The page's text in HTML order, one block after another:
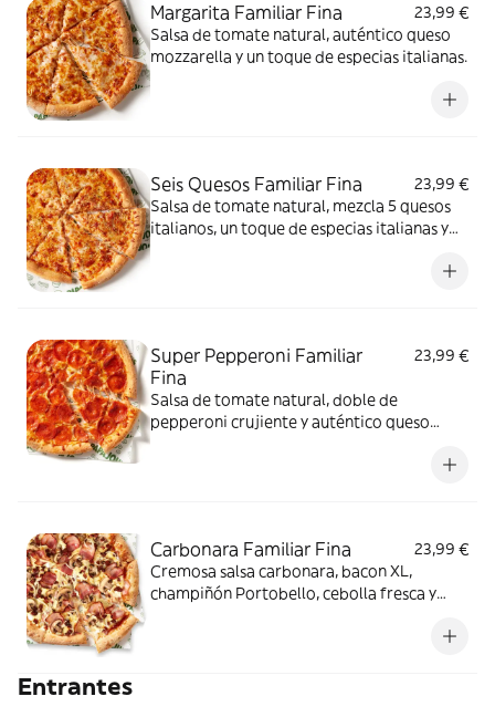
Margarita Familiar Fina
23,99 €
Salsa de tomate natural, auténtico queso
mozzarella y un toque de especias italianas.
Seis Quesos Familiar Fina
23,99 €
Salsa de tomate natural, mezcla 5 quesos
italianos, un toque de especias italianas y
Super Pepperoni Familiar
Fina
23,99 €
Salsa de tomate natural, doble de
pepperoni crujiente y auténtico queso
Carbonara Familiar Fina
23,99 €
Cremosa salsa carbonara, bacon XL,
champiñón Portobello, cebolla fresca y
Entrantes